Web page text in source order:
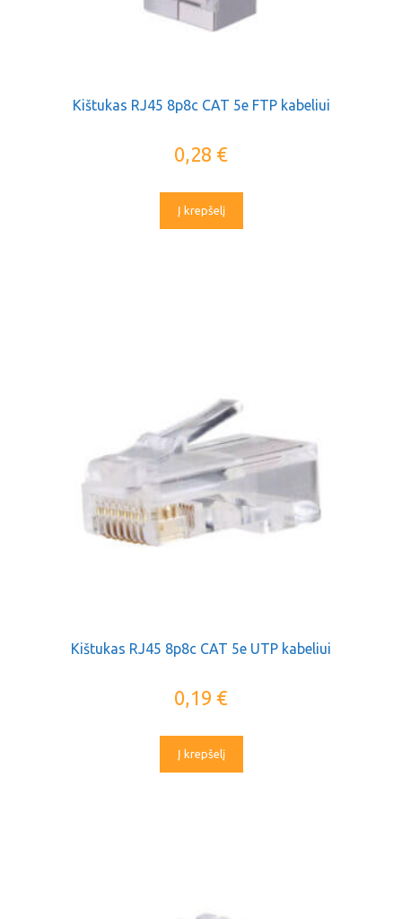
Kištukas RJ45 8p8c CAT 5e FTP kabeliui
0,28 €
Į krepšelį
Kištukas RJ45 8p8c CAT 5e UTP kabeliui
0,19 €
Į krepšelį